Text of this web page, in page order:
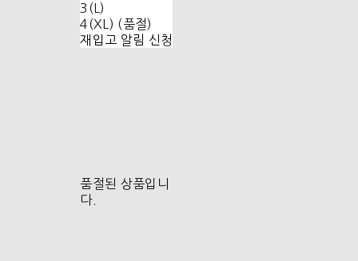
3(L)
4(XL) (품절)
재입고 알림 신청
품절된 상품입니
다.